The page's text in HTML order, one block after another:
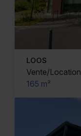
LOOS
Vente/Location
165 m²